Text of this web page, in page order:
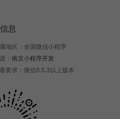
息
地区：全国微信小程序
： 南京小程序开发
要求：微信6.5.3以上版本